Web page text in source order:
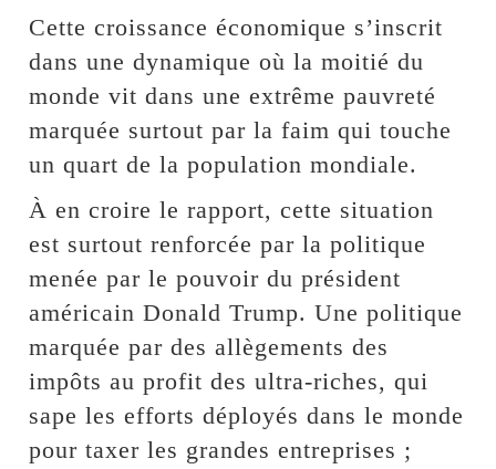
Cette croissance économique s’inscrit
dans une dynamique où la moitié du
monde vit dans une extrême pauvreté
marquée surtout par la faim qui touche
un quart de la population mondiale.
À en croire le rapport, cette situation
est surtout renforcée par la politique
menée par le pouvoir du président
américain Donald Trump. Une politique
marquée par des allègements des
impôts au profit des ultra-riches, qui
sape les efforts déployés dans le monde
pour taxer les grandes entreprises ;